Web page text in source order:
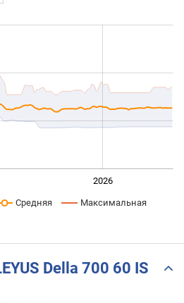
2026
Средняя Максимальная
Della 700 60 IS